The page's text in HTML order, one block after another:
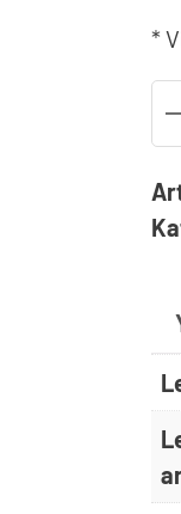
Träna i
Jet Swim
*
-